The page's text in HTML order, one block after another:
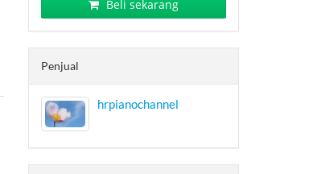
Beli sekarang
Penjual
hrpianochannel